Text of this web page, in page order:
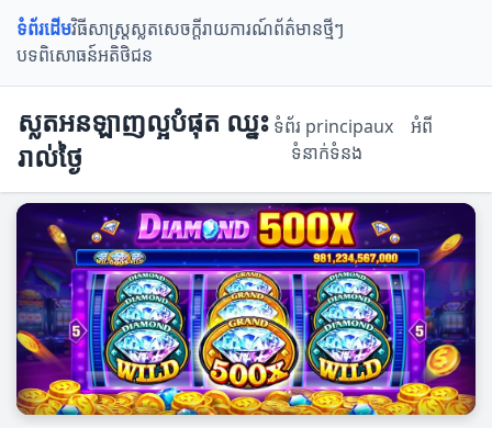
ទំព័រដើមវិធីសាស្ត្រស្លតសេចក្តីរាយការណ៍ព័ត៌មានថ្មីៗ
បទពិសោធន៍អតិថិជន
ស្លតអនឡាញល្អបំផុត ឈ្នះ
រាល់ថ្ងៃ
ទំព័រ principaux
អំពី
ទំនាក់ទំនង